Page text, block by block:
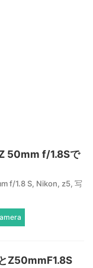
50mm f/1.8Sで
f/1.8 S, Nikon, z5, 写
Z50mmF1.8S